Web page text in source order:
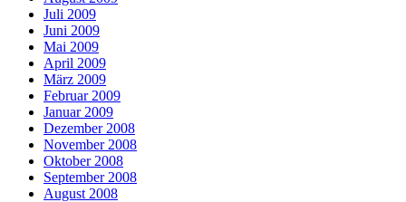
Juli 2009
Juni 2009
Mai 2009
April 2009
März 2009
Februar 2009
Januar 2009
Dezember 2008
November 2008
Oktober 2008
September 2008
August 2008